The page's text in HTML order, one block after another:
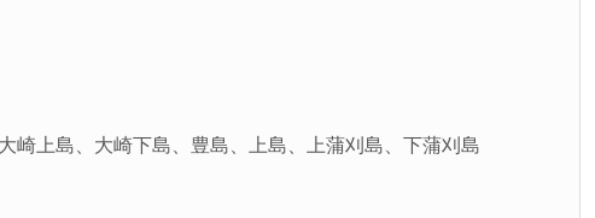
崎上島、大崎下島、豊島、上島、上蒲刈島、下蒲刈島